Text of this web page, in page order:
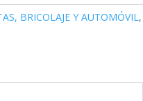
BRICOLAJE Y AUTOMÓVIL,